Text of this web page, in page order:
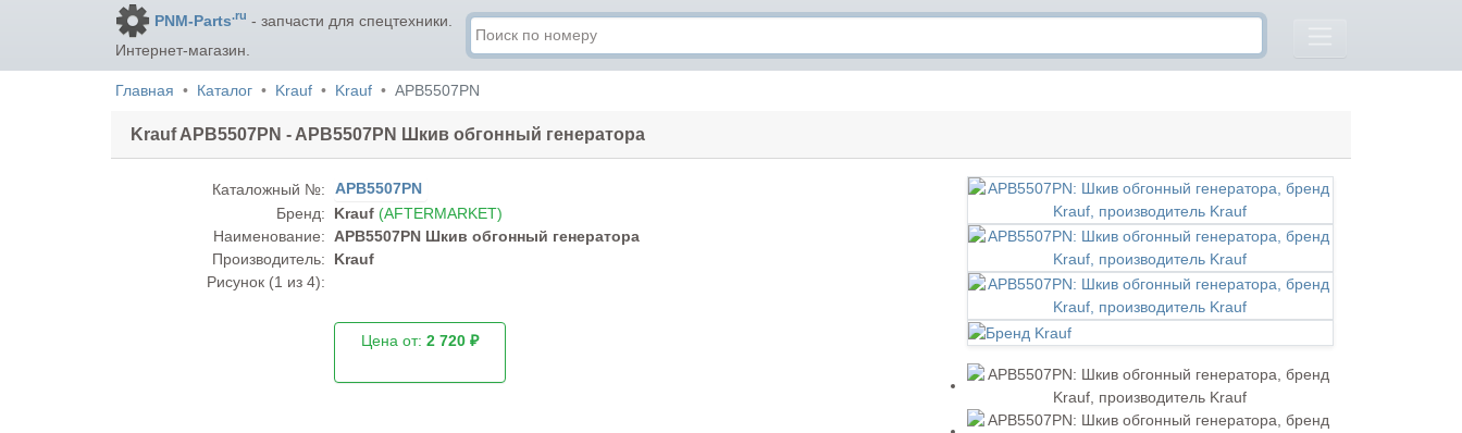
PNM-Parts.ru - запчасти для спецтехники.
Интернет-магазин.
Главная Каталог Krauf Krauf APB5507PN
Krauf APB5507PN - APB5507PN Шкив обгонный генератора
Каталожный №:
APB5507PN
Бренд:
Krauf (AFTERMARKET)
Наименование:
APB5507PN Шкив обгонный генератора
Производитель:
Krauf
Рисунок (1 из 4):
Цена от: 2 720 ₽